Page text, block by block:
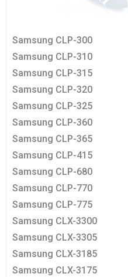
Samsung CLP-300
Samsung CLP-310
Samsung CLP-315
Samsung CLP-320
Samsung CLP-325
Samsung CLP-360
Samsung CLP-365
Samsung CLP-415
Samsung CLP-680
Samsung CLP-770
Samsung CLP-775
Samsung CLX-3300
Samsung CLX-3305
Samsung CLX-3185
Samsung CLX-3175